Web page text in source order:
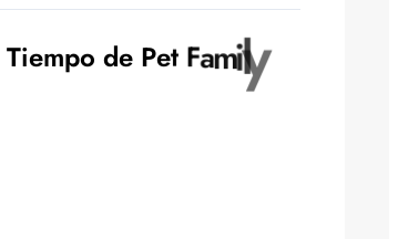
Tiempo de Pet Family